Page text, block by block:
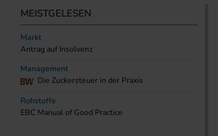
MEISTGELESEN
Markt
Antrag auf Insolvenz
Management
Die Zuckersteuer in der Praxis
Rohstoffe
EBC Manual of Good Practice